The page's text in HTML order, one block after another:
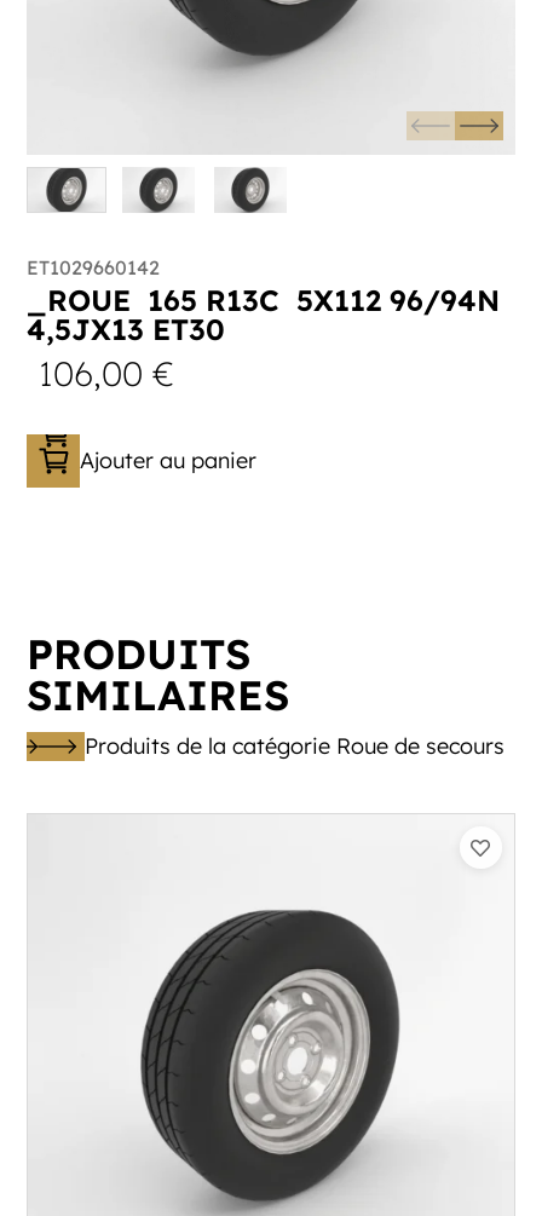
ET1029660142
_ROUE 165 R13C 5X112 96/94N
4,5JX13 ET30
106,00€
Ajouter au panier
PRODUITS
SIMILAIRES
Produits de la catégorie Roue de secours